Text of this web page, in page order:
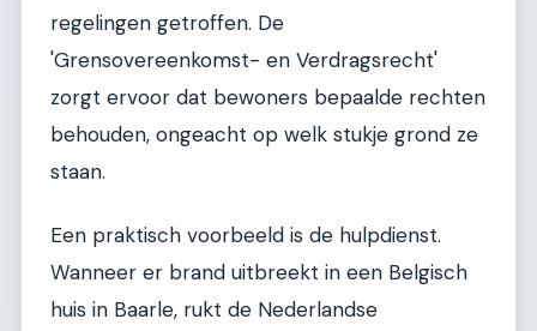
regelingen getroffen. De
'Grensovereenkomst- en Verdragsrecht'
zorgt ervoor dat bewoners bepaalde rechten
behouden, ongeacht op welk stukje grond ze
staan.
Een praktisch voorbeeld is de hulpdienst.
Wanneer er brand uitbreekt in een Belgisch
huis in Baarle, rukt de Nederlandse